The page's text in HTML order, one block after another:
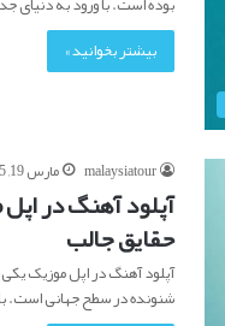
بیشتر بخوانید »
malaysiatour مارس 19, 2025
آپلود آهنگ در
حقایق جالب
آپلود آهنگ در اپل موزیک
شنونده در سطح جهانی است.